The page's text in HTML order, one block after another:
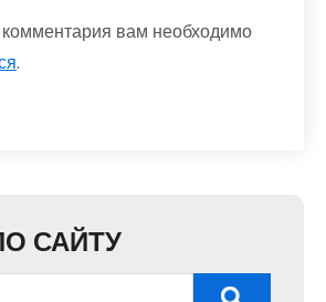
вам необходимо
.
САЙТУ